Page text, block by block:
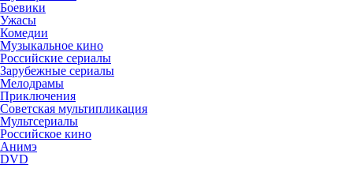
Боевики
Ужасы
Комедии
Музыкальное кино
Российские сериалы
Зарубежные сериалы
Мелодрамы
Приключения
Советская мультипликация
Мультсериалы
Российское кино
Анимэ
DVD